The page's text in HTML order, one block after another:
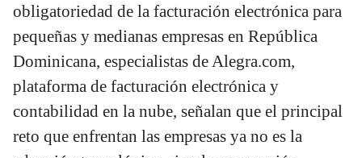
obligatoriedad de la facturación electrónica para
pequeñas y medianas empresas en República
Dominicana, especialistas de Alegra.com,
plataforma de facturación electrónica y
contabilidad en la nube, señalan que el principal
reto que enfrentan las empresas ya no es la